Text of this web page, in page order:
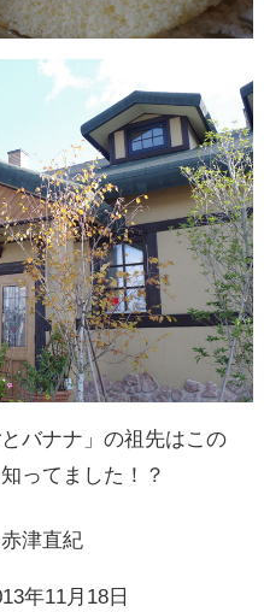
バナナ」の祖先はこの
ってました！？
津直紀
年11月18日